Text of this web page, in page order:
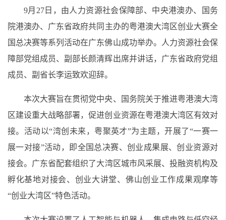
9月27日，由人力资源社会保障部、 中央港澳办、国务
院港澳办、 广东省政府共同主办的粤港澳大湾区创业大赛全
国总决赛等系列 活动在广东佛山成功举办。人力资源社会保
障部党组成员、副部长颜清辉出席并讲话，广东省政府党组
成员、副省长李运致欢迎辞。
本次大赛旨在贯彻党中央、国务院关于推进粤港澳大湾
区建设重大战略部署，促进创业资源在粤港澳大湾区有效对
接。活动以“湾创未来，粤聚英才”为主题，开展了“一赛一
展一对接”活动 ，即全国总决赛、创业成果展、创业资源对
接会。广东省配套组织了大湾区城市风采展、投融资机构及
孵化基地对接会、创业大讲堂、佛山创业工作成果观摩等
“创业大湾区”特色活动。